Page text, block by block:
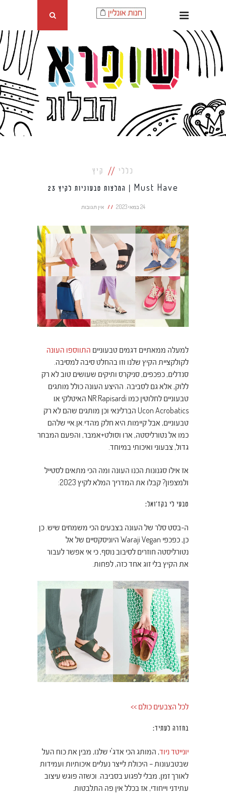
כללי קיץ
Must Have | המלצות טבעוניות לקיץ 23
24 במאי 2023 אין תגובות
למעלה ממאתיים דגמים טבעוניים התווספו העונה
לקולקציית הקיץ שלנו וזו בהחלט סיבה למסיבה.
סנדלים, כפכפים, סניקרס ותיקים שעושים טוב לא רק
ללוק, אלא גם לסביבה. ההיצע העונה כולל מותגים
טבעוניים לחלוטין כמו NR Rapisardi האיטלקי או
Ucon Acrobatics הברלינאי וכן מותגים שהם לא רק
טבעוניים, אבל קיימות היא חלק מהדי.אן.איי שלהם
כמו אל נטורליסטה, ארו וסולט+אמבר, והפעם המבחר
גדול, צבעוני ואיכותי במיוחד.
אז אילו סגנונות הכנו העונה ומה הכי מתאים לסטייל
ולמצפון? קבלו את המדריך המלא לקיץ 2023:
טבעי לי בקז'ואל:
ה-בסט סלר של העונה בצבעים הכי משמחים שיש. כן
כן, כפכפי Waraji Vegan היוניסקסיים של אל
נטורליסטה חוזרים לסיבוב נוסף, כי אי אפשר לעבור
את הקיץ בלי זוג אחד כזה, לפחות.
לכל הצבעים כולם >>
בחזרה לעתיד:
יונייטד ניוד, המותג הכי אדג'י שלנו, מבין את כוח העל
שבטבעונות – היכולת לייצר נעליים איכותיות ועמידות
לאורך זמן, מבלי לפגוע בסביבה. וכשזה פוגש עיצוב
עתידני וייחודי, אז בכלל אין פה התלבטות.